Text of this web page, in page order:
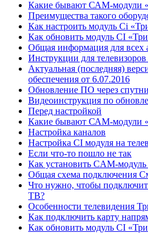
Какие бывают САМ-модули
Преимущества такого
Как настроить модуль Ci
Как обновить модуль CI
Общая информация для всех
Инструкции для
Актуальная (последняя)
обеспечения от 6.07.2016
Обновление ПО через
Видеоинструкция по
Перед настройкой
Какие бывают САМ-модули
Настройка каналов
Настройка CI модуля на
Если что-то пошло не так
Как установить CAM-модуль
Общая схема подключения
Что нужно, чтобы
ТВ?
Особенности телевидения
Как подключить карту
Как обновить модуль CI